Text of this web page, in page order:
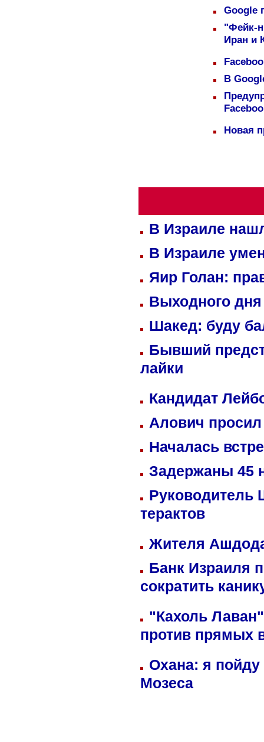
Google
"Фейк-
Иран и
В
Новая
В Израиле
В Израиле
Яир Голан:
Выходного
Шакед: буду
Бывший
лайки
Кандидат
Алович просил
Началась
Задержаны 45
Руководитель
терактов
Жителя
Банк Израиля
сократить
"Кахоль
против прямых
Охана: я пойду
Мозеса